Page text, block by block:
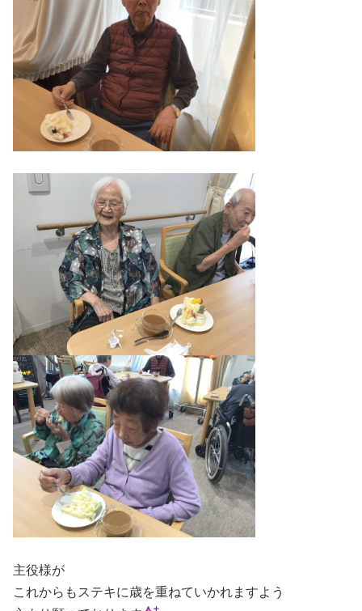
主役様が
これからもステキに歳を重ねていかれますよう